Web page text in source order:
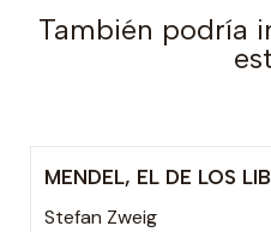
También podría
Agotado
MENDEL, EL DE LOS
Stefan Zweig